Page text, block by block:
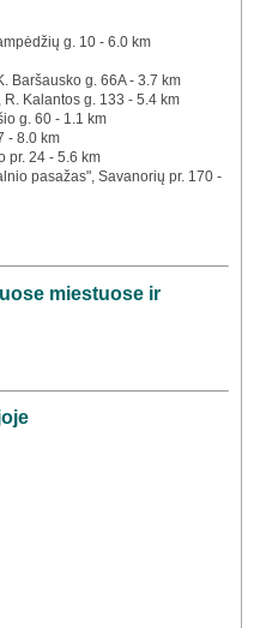
g. 10 - 6.0 km
Baršausko g. 66A - 3.7 km
Kalantos g. 133 - 5.4 km
g. 60 - 1.1 km
- 8.0 km
pr. 24 - 5.6 km
pasažas", Savanorių pr. 170 -
miestuose ir